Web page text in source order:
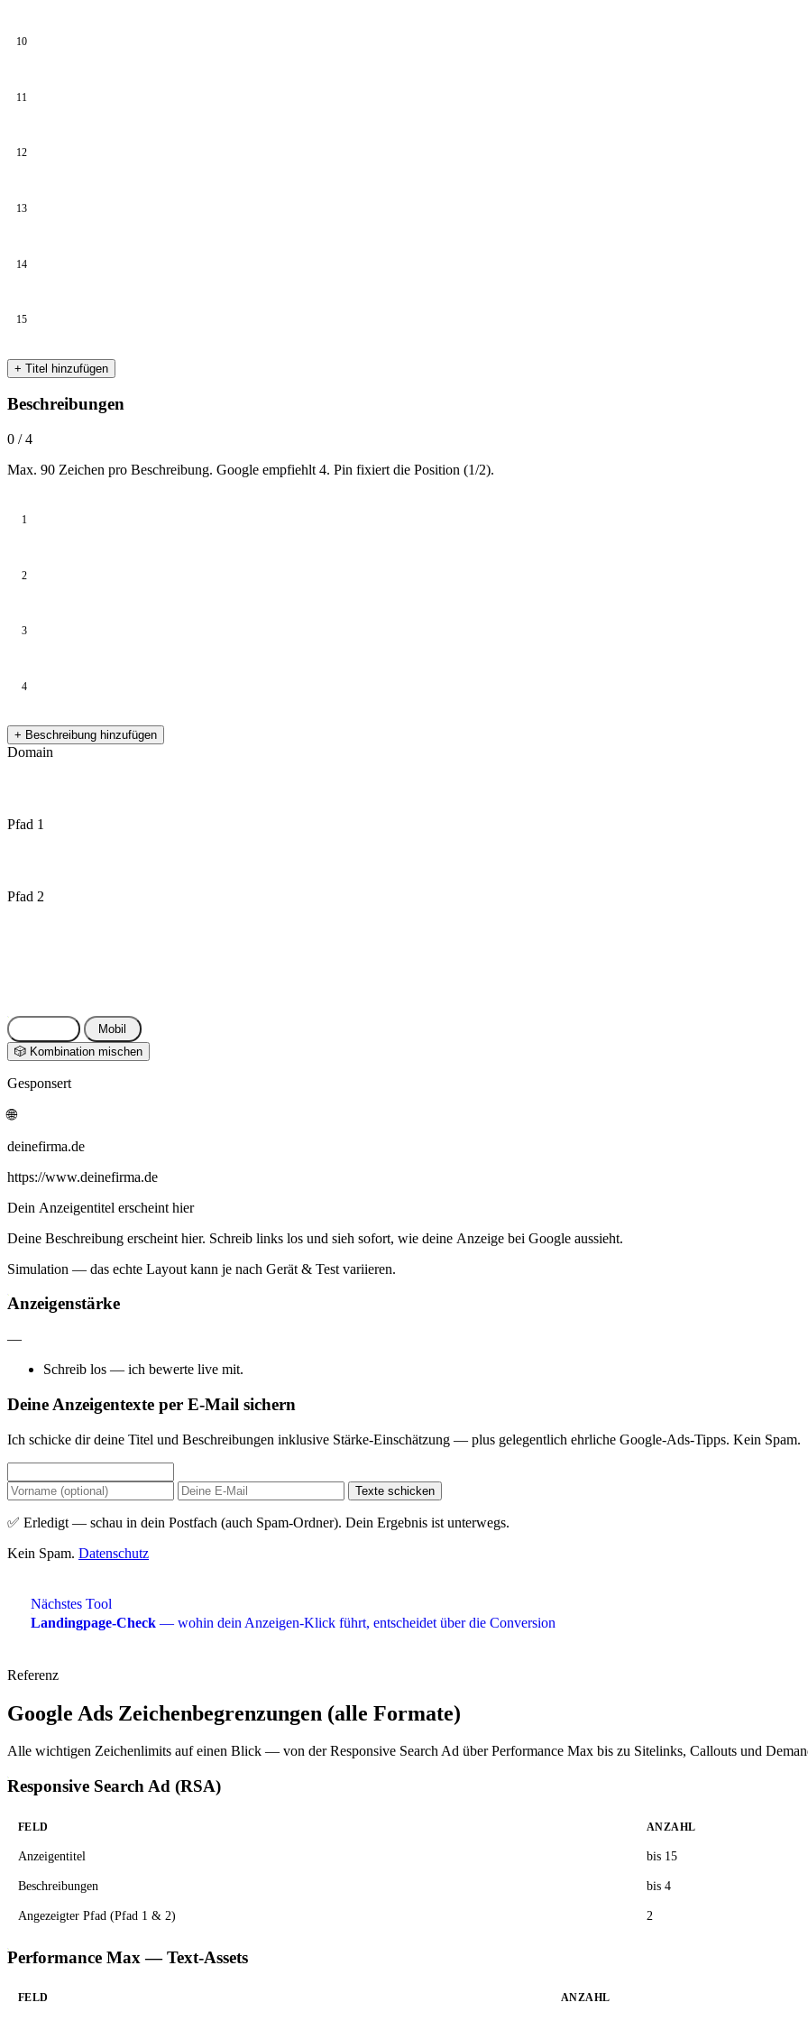
10
11
12
13
14
15
+ Titel hinzufügen
Beschreibungen
0 / 4
Max. 90 Zeichen pro Beschreibung. Google empfiehlt 4. Pin fixiert die Position (1/2).
1
2
3
4
+ Beschreibung hinzufügen
Domain
Pfad 1
Pfad 2
Mobil
🎲 Kombination mischen
Gesponsert
🌐
deinefirma.de
https://www.deinefirma.de
Dein Anzeigentitel erscheint hier
Deine Beschreibung erscheint hier. Schreib links los und sieh sofort, wie deine Anzeige bei Google aussieht.
Simulation — das echte Layout kann je nach Gerät & Test variieren.
Anzeigenstärke
—
Schreib los — ich bewerte live mit.
Deine Anzeigentexte per E-Mail sichern
Ich schicke dir deine Titel und Beschreibungen inklusive Stärke-Einschätzung — plus gelegentlich ehrliche Google-Ads-Tipps. Kein Spam.
Texte schicken
✅ Erledigt — schau in dein Postfach (auch Spam-Ordner). Dein Ergebnis ist unterwegs.
Kein Spam. Datenschutz
Nächstes Tool
Landingpage-Check — wohin dein Anzeigen-Klick führt, entscheidet über die Conversion
Referenz
Google Ads Zeichenbegrenzungen (alle Formate)
Alle wichtigen Zeichenlimits auf einen Blick — von der Responsive Search Ad über Performance Max bis zu Sitelinks, Callouts und
Responsive Search Ad (RSA)
FELD ANZAHL
Anzeigentitel bis 15
Beschreibungen bis 4
Angezeigter Pfad (Pfad 1 & 2) 2
Performance Max — Text-Assets
FELD ANZAHL